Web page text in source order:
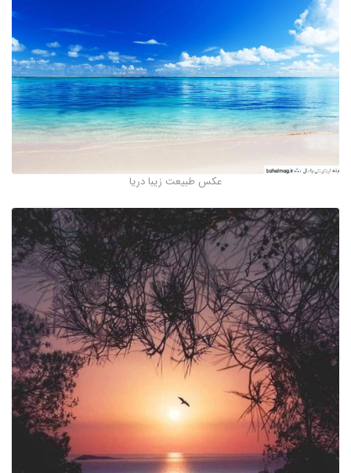
عکس طبیعت زیبا دریا